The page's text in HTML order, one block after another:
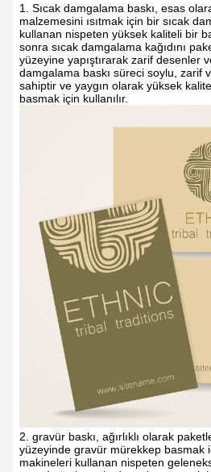
1. Sıcak damgalama baskı, esas
malzemesini ısıtmak için bir sıcak
kullanan nispeten yüksek kaliteli bir
sonra sıcak damgalama kağıdını
yüzeyine yapıştırarak zarif desenler
damgalama baskı süreci soylu, zarif
sahiptir ve yaygın olarak yüksek
basmak için kullanılır.
2. gravür baskı, ağırlıklı olarak
yüzeyinde gravür mürekkep basmak
makineleri kullanan nispeten